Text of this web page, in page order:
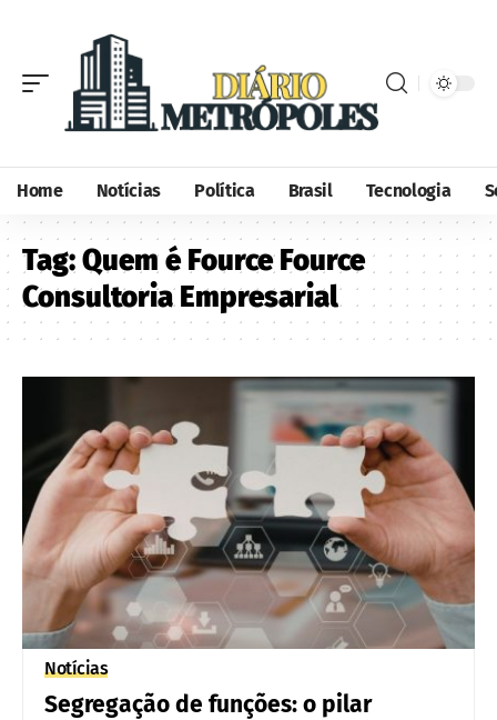
Home Notícias Política Brasil Tecnologia
Tag:Quem é Fource Fource
Consultoria Empresarial
Notícias
Segregação de funções: o pilar